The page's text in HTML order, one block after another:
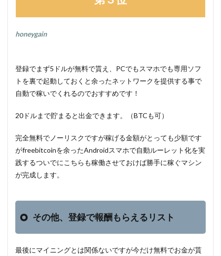
honeygain
登録でまず5ドルが無料で貰え、PCでもスマホでも専用ソフ
トを裏で起動しておくと余ったネットワークを提供する事で
自動で稼いでくれるのでおすすめです！
20ドルまで貯まると出金できます。（BTCも可）
完全無料でノーリスクですが稼げる金額がとっても少額です
がfreebitcoinを余ったAndroidスマホで自動ルーレット化を実
践するついでにこちらも稼働させておけば勝手に稼ぐマシン
が完成します。
その他、登録で報酬もらえるリスト
最後にマイニングとは関係ないですが今だけ無料でお金が貰